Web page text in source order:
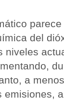
del
niveles
a
emisiones,